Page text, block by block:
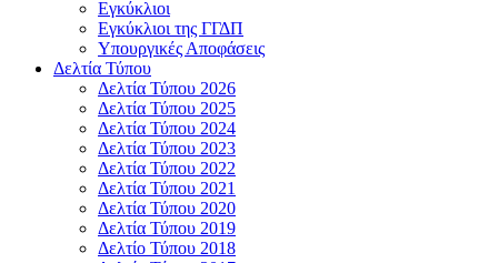
Εγκύκλιοι
Εγκύκλιοι της ΓΓΔΠ
Υπουργικές Αποφάσεις
Δελτία Τύπου
Δελτία Τύπου 2026
Δελτία Τύπου 2025
Δελτία Τύπου 2024
Δελτία Τύπου 2023
Δελτία Τύπου 2022
Δελτία Τύπου 2021
Δελτία Τύπου 2020
Δελτία Τύπου 2019
Δελτίο Τύπου 2018